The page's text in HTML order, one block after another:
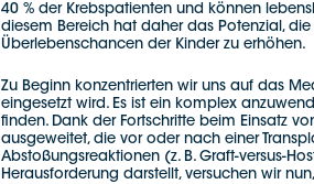
40 % der Krebspatienten und können
diesem Bereich hat daher das Potenzial,
Überlebenschancen der Kinder zu erhöhen.
Zu Beginn konzentrierten wir uns auf das
eingesetzt wird. Es ist ein komplex
finden. Dank der Fortschritte beim Einsatz
ausgeweitet, die vor oder nach einer
Abstoßungsreaktionen (z. B. Graft-versus-
Herausforderung darstellt, versuchen wir